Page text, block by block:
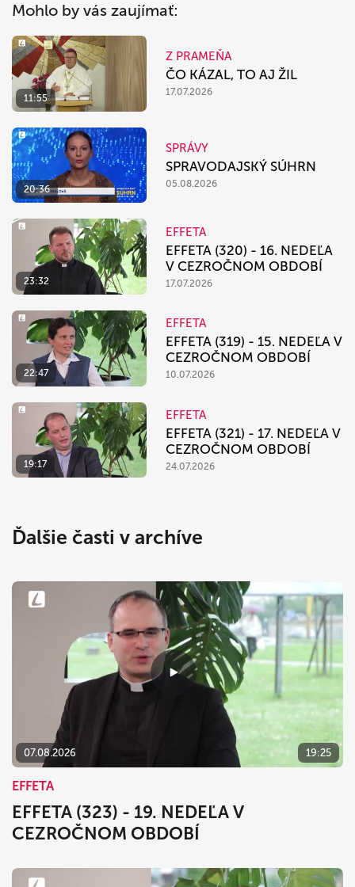
Mohlo by vás zaujímať:
11:55
Z PRAMEŇA
ČO KÁZAL, TO AJ ŽIL
17.07.2026
20:36
SPRÁVY
SPRAVODAJSKÝ SÚHRN
05.08.2026
23:32
EFFETA
EFFETA (320) - 16. NEDEĽA
V CEZROČNOM OBDOBÍ
17.07.2026
22:47
EFFETA
EFFETA (319) - 15. NEDEĽA V
CEZROČNOM OBDOBÍ
10.07.2026
19:17
EFFETA
EFFETA (321) - 17. NEDEĽA V
CEZROČNOM OBDOBÍ
24.07.2026
Ďalšie časti v archíve
07.08.2026 19:25
EFFETA
EFFETA (323) - 19. NEDEĽA V
CEZROČNOM OBDOBÍ